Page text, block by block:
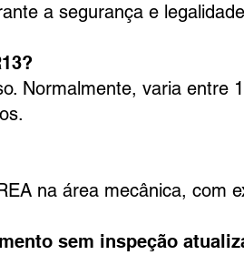
a segurança e
Normalmente, varia entre
na área mecânica, com
sem inspeção